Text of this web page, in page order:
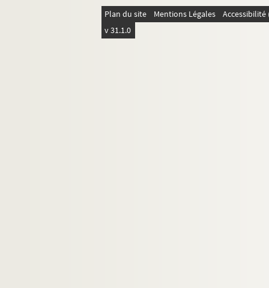
Plan du site Mentions Légales
v 31.1.0